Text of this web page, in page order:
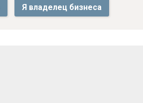
Я владелец бизнеса